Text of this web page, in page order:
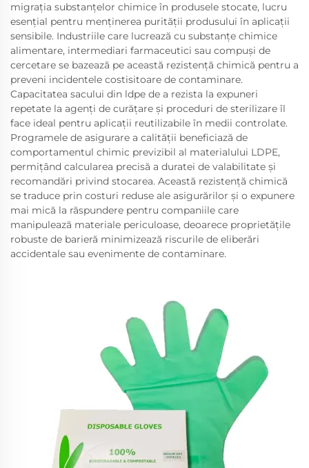
migrația substanțelor chimice în produsele stocate, lucru
esențial pentru menținerea purității produsului în aplicații
sensibile. Industriile care lucrează cu substanțe chimice
alimentare, intermediari farmaceutici sau compuși de
cercetare se bazează pe această rezistență chimică pentru a
preveni incidentele costisitoare de contaminare.
Capacitatea sacului din ldpe de a rezista la expuneri
repetate la agenți de curățare și proceduri de sterilizare îl
face ideal pentru aplicații reutilizabile în medii controlate.
Programele de asigurare a calității beneficiază de
comportamentul chimic previzibil al materialului LDPE,
permițând calcularea precisă a duratei de valabilitate și
recomandări privind stocarea. Această rezistență chimică
se traduce prin costuri reduse ale asigurărilor și o expunere
mai mică la răspundere pentru companiile care
manipulează materiale periculoase, deoarece proprietățile
robuste de barieră minimizează riscurile de eliberări
accidentale sau evenimente de contaminare.